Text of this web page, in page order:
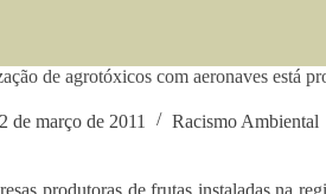
de agrotóxicos com aeronaves está
de março de 2011 Racismo Ambiental
produtoras de frutas instaladas na